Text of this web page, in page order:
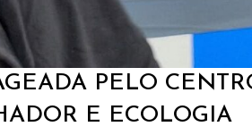
PELO
E ECOLOGIA